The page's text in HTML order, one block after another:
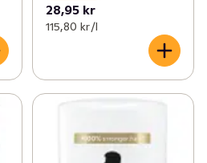
28,95 kr
115,80 kr /l